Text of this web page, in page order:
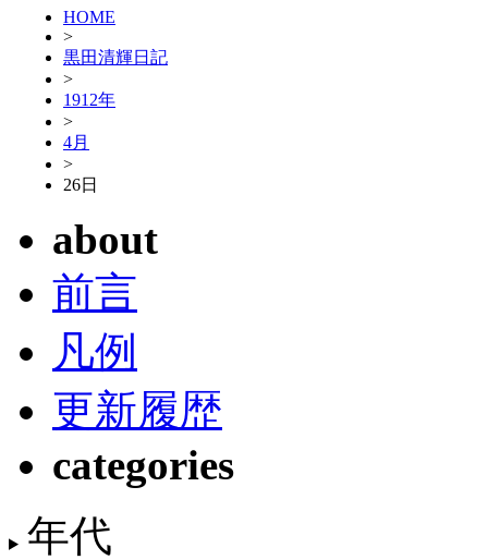
HOME
>
黒田清輝日記
>
1912年
>
4月
>
26日
about
前言
凡例
更新履歴
categories
年代